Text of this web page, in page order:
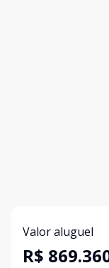
Valor aluguel
R$